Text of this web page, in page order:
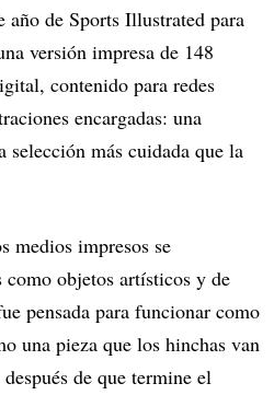
de Sports Illustrated para
versión impresa de 148
contenido para redes
encargadas: una
selección más cuidada que la
medios impresos se
como objetos artísticos y de
pensada para funcionar como
una pieza que los hinchas van
de que termine el